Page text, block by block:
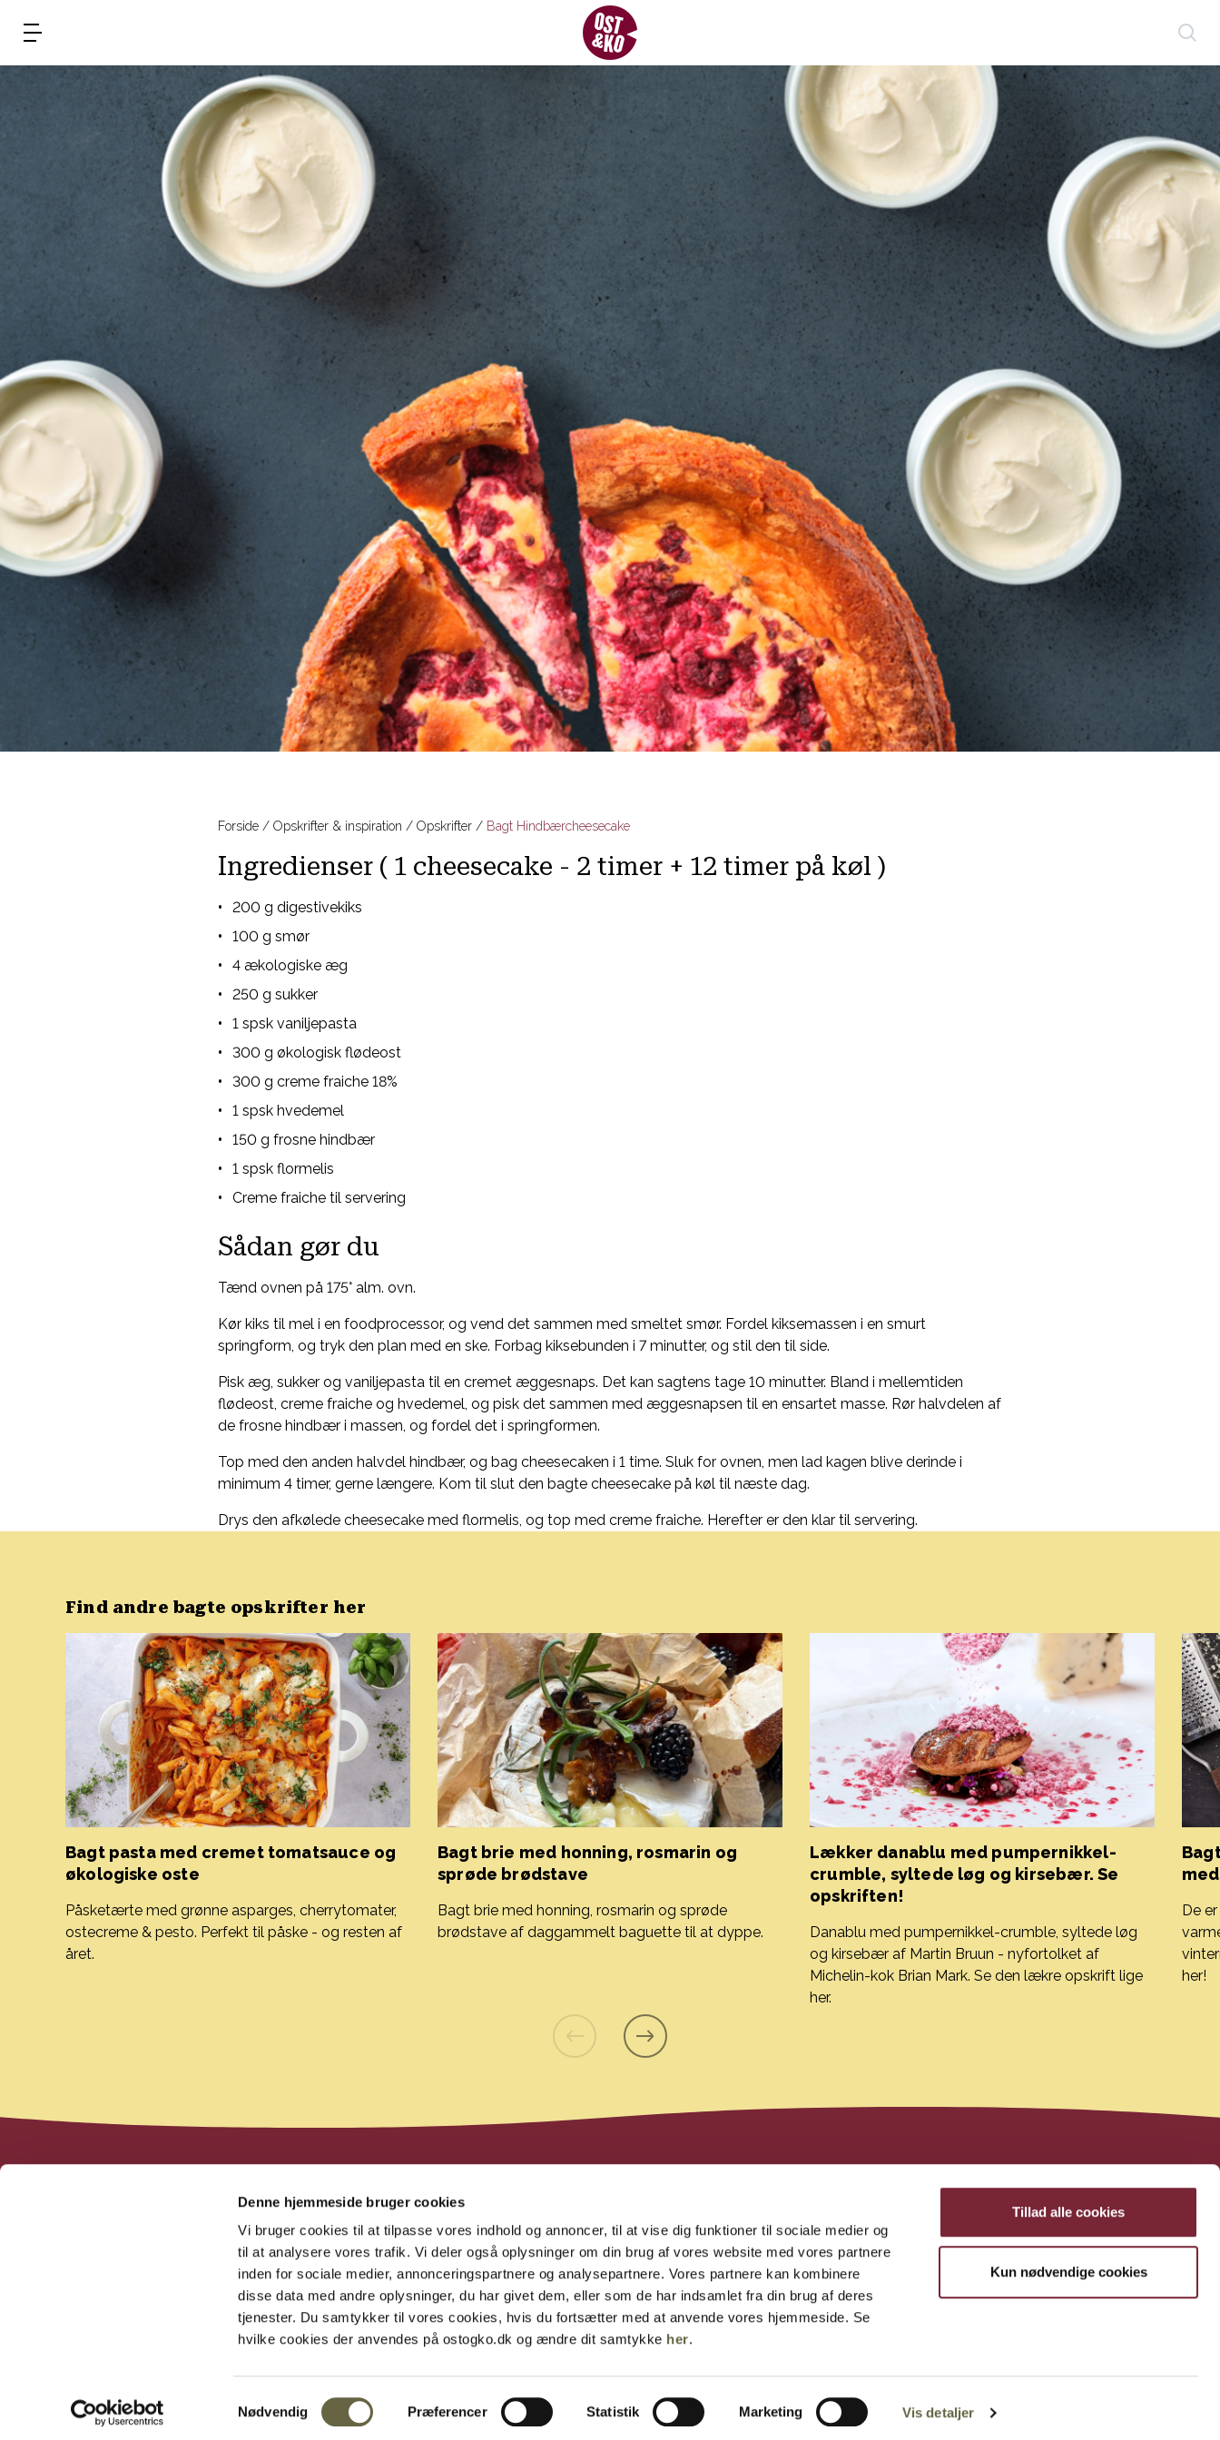
Denne hjemmeside bruger cookies
Vi bruger cookies til at tilpasse vores indhold og annoncer, til at vise dig funktioner til sociale medier og
til at analysere vores trafik. Vi deler også oplysninger om din brug af vores website med vores partnere
inden for sociale medier, annonceringspartnere og analysepartnere. Vores partnere kan kombinere
disse data med andre oplysninger, du har givet dem, eller som de har indsamlet fra din brug af deres
tjenester. Du samtykker til vores cookies, hvis du fortsætter med at anvende vores hjemmeside. Se
hvilke cookies der anvendes på ostogko.dk og ændre dit samtykke her.
Samtykkevalg
Nødvendig Præferencer Statistik Marketing Vis detaljer
Tillad alle cookies
Kun nødvendige cookies
Forside Opskrifter & inspiration Opskrifter Bagt Hindbærcheesecake
Ingredienser ( 1 cheesecake - 2 timer + 12 timer på køl )
200 g digestivekiks
100 g smør
4 ækologiske æg
250 g sukker
1 spsk vaniljepasta
300 g økologisk flødeost
300 g creme fraiche 18%
1 spsk hvedemel
150 g frosne hindbær
1 spsk flormelis
Creme fraiche til servering
Sådan gør du
Tænd ovnen på 175° alm. ovn.
Kør kiks til mel i en foodprocessor, og vend det sammen med smeltet smør. Fordel kiksemassen i en smurt
springform, og tryk den plan med en ske. Forbag kiksebunden i 7 minutter, og stil den til side.
Pisk æg, sukker og vaniljepasta til en cremet æggesnaps. Det kan sagtens tage 10 minutter. Bland i mellemtiden
flødeost, creme fraiche og hvedemel, og pisk det sammen med æggesnapsen til en ensartet masse. Rør halvdelen af
de frosne hindbær i massen, og fordel det i springformen.
Top med den anden halvdel hindbær, og bag cheesecaken i 1 time. Sluk for ovnen, men lad kagen blive derinde i
minimum 4 timer, gerne længere. Kom til slut den bagte cheesecake på køl til næste dag.
Drys den afkølede cheesecake med flormelis, og top med creme fraiche. Herefter er den klar til servering.
Find andre bagte opskrifter her
Bagt pasta med cremet tomatsauce og
økologiske oste
Påsketærte med grønne asparges, cherrytomater,
ostecreme & pesto. Perfekt til påske - og resten af
året.
Bagt brie med honning, rosmarin og
sprøde brødstave
Bagt brie med honning, rosmarin og sprøde
brødstave af daggammelt baguette til at dyppe.
Lækker danablu med pumpernikkel-
crumble, syltede løg og kirsebær. Se
opskriften!
Danablu med pumpernikkel-crumble, syltede løg
og kirsebær af Martin Bruun - nyfortolket af
Michelin-kok Brian Mark. Se den lækre opskrift lige
her.
De
her!
© Mejeriforeningen | Agro Food Park 26 | 8200 Aarhus N
Dette website er støttet af Mælkeafgiftsfonden
COOKIEPOLITIK | PRIVATLIVSPOLITIK